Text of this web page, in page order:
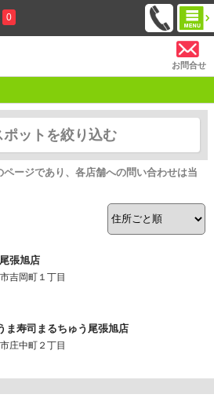
0
お問合せ
ポットを絞り込む
ージであり、各店舗への問い合わせは当
張旭店
吉岡町１丁目
ま寿司まるちゅう尾張旭店
庄中町２丁目